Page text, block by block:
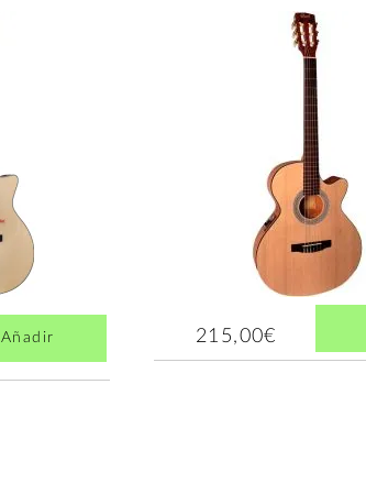
Añadir 215,00€